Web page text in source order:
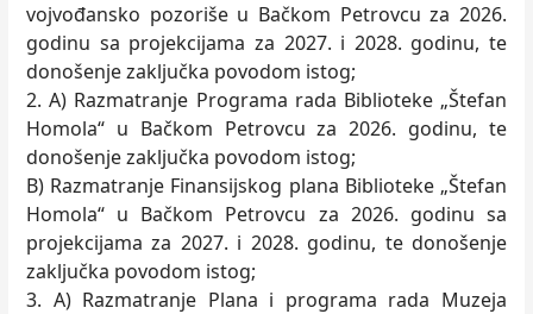
vojvođansko pozoriše u Bačkom Petrovcu za 2026.
godinu sa projekcijama za 2027. i 2028. godinu, te
donošenje zaključka povodom istog;
2. A) Razmatranje Programa rada Biblioteke „Štefan
Homola“ u Bačkom Petrovcu za 2026. godinu, te
donošenje zaključka povodom istog;
B) Razmatranje Finansijskog plana Biblioteke „Štefan
Homola“ u Bačkom Petrovcu za 2026. godinu sa
projekcijama za 2027. i 2028. godinu, te donošenje
zaključka povodom istog;
3. A) Razmatranje Plana i programa rada Muzeja